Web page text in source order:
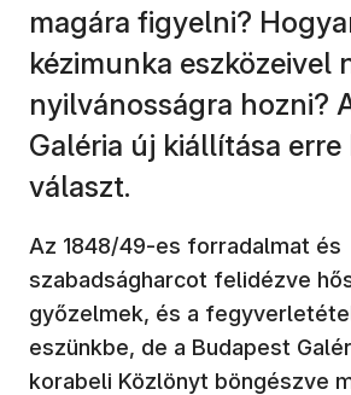
magára figyelni?
kézimunka eszközeivel
nyilvánosságra hozni?
Galéria új kiállítása erre
választ.
Az 1848/49-es forradalmat és
szabadságharcot felidézve
győzelmek, és a
eszünkbe, de a Budapest
korabeli Közlönyt böngészve